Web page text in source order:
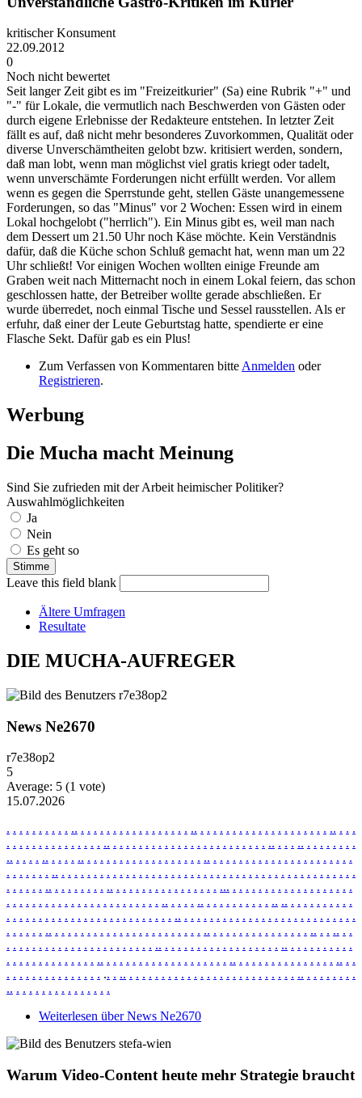
kritischer Konsument
22.09.2012
0
Noch nicht bewertet
Seit langer Zeit gibt es im "Freizeitkurier" (Sa) eine Rubrik "+" und
"-" für Lokale, die vermutlich nach Beschwerden von Gästen oder
durch eigene Erlebnisse der Redakteure entstehen. In letzter Zeit
fällt es auf, daß nicht mehr besonderes Zuvorkommen, Qualität oder
diverse Unverschämtheiten gelobt bzw. kritisiert werden, sondern,
daß man lobt, wenn man möglichst viel gratis kriegt oder tadelt,
wenn unverschämte Forderungen nicht erfüllt werden. Vor allem
wenn es gegen die Sperrstunde geht, stellen Gäste unangemessene
Forderungen, so das "Minus" vor 2 Wochen: Essen wird in einem
Lokal hochgelobt ("herrlich"). Ein Minus gibt es, weil man nach
dem Dessert um 21.50 Uhr noch Käse möchte. Kein Verständnis
dafür, daß die Küche schon Schluß gemacht hat, wenn man um 22
Uhr schließt! Vor einigen Wochen wollten einige Freunde am
Graben weit nach Mitternacht noch in einem Lokal feiern, das schon
geschlossen hatte, der Betreiber wollte gerade abschließen. Er
wurde überredet, noch einmal Tische und Sessel rausstellen. Als er
erfuhr, daß einer der Leute Geburtstag hatte, spendierte er eine
Flasche Sekt. Dafür gab es ein Plus!
Zum Verfassen von Kommentaren bitte Anmelden oder
Registrieren.
Werbung
Die Mucha macht Meinung
Sind Sie zufrieden mit der Arbeit heimischer Politiker?
Auswahlmöglichkeiten
Ja
Nein
Es geht so
Leave this field blank
Ältere Umfragen
Resultate
DIE MUCHA-AUFREGER
News Ne2670
r7e38op2
5
Average: 5 (1 vote)
15.07.2026
. . . . . . . . . . .. . . . . . . . . . . . . . . . . . .. . . . . . . . . . . . . . . . . . . . . .. . . .
. . . . . . . . . . . . . . . .. . . . . . . . . . . . . . . . . . . . . . . . . .. . . . .. . . . . . . . .
.. . . . . .. . . . . .. . . . . . . . . . . . . . . . . . . .. . . . . . . . . . . . . . . . . . . . . . .
. . . . . . . .. . . . . . . . . . . . . . . . . . . . . . . . . . . . . . . . . . . . . . . . . . . . . . .
. . . . . . .. . . . . . . . . .. . . . . . . . . . . . . . . . . ... . . . . . . . . . . . . . . . . . . .
. . . . . . . . . . . . . . . . . . . . . . . . .. . . . . .. . . . . . . . . . . .. .. . . . . . . . . . .
. . . . . . . . . . . . . . . . . . . . . . . . . . .. . . . . . . . . . . . . . . . . . . . . . . . . . . .
. . . . . . .. . . . . . . . . . . . . . . . . . . . . . . . .. . . . . . . . . . . . . . . . .. . . .. . .
. . . . . . . . . . . . . . . . . . . . . . . .. . . . . . . . . . . . . . . . . . . .. . . . . . . . . . .
. . . . . . . . . . . . . . .. . . . . . . . . . . . . . . . . . . . .. . . . . . . . . . . . . . . . .. . .
. . . . . . . . . . . . . . . .. . .. . . . . . . . . . . . . . . . . . . . . . . . . . . .. . . . . . . . .
.. . . . . . . . . . . . . . . .
Weiterlesen über News Ne2670
Warum Video-Content heute mehr Strategie braucht